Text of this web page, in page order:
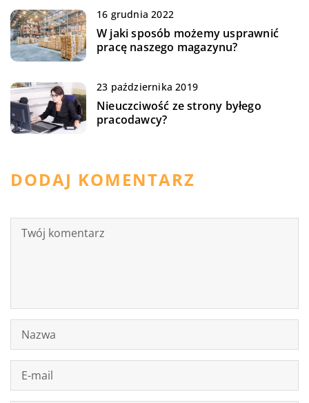
16 grudnia 2022
W jaki sposób możemy usprawnić
pracę naszego magazynu?
23 października 2019
Nieuczciwość ze strony byłego
pracodawcy?
DODAJ KOMENTARZ